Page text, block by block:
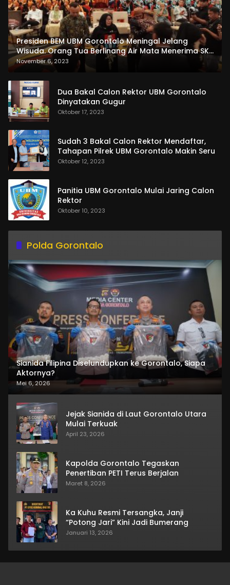
Presiden BEM UBM Gorontalo Meningal Jelang
Wisuda. Orang Tua Berlinang Air Mata Menerima SKL
dan Pemasangan Salempang
November 6, 2023
Dua Bakal Calon Rektor UBM Gorontalo
Dinyatakan Gugur
Oktober 17, 2023
Sudah 3 Bakal Calon Rektor Mendaftar,
Tahapan Pilrek UBM Gorontalo Makin Seru
Oktober 12, 2023
Panitia UBM Gorontalo Mulai Jaring Calon
Rektor
Oktober 10, 2023
Polda Gorontalo
Sianida Filipina Diselundupkan ke Gorontalo, Siapa
Aktornya?
Mei 6, 2026
Jejak Sianida di Laut Gorontalo Utara
Mulai Terkuak
April 23, 2026
Kapolda Gorontalo Tegaskan
Penertiban PETI Terus Berjalan
Maret 8, 2026
Ka Kuhu Resmi Tersangka, Janji
“Potong Jari” Kini Jadi Bumerang
Januari 13, 2026